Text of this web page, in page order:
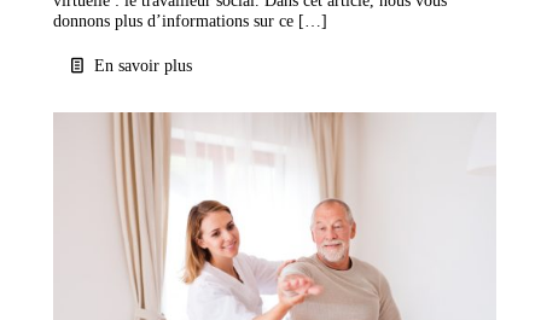
donnons plus d’informations sur ce […]
En savoir plus